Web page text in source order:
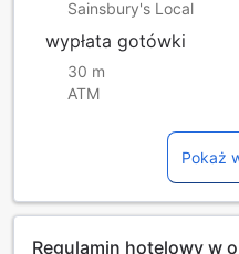
Sainsbury's Local
wypłata gotówki
30 m
ATM
Pokaż
Regulamin hotelowy w